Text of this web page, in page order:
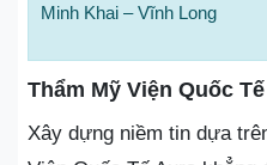
Minh Khai – Vĩnh Long
Thẩm Mỹ Viện Quốc
Xây dựng niềm tin dựa